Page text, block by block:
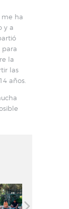
me ha
y a
para
la
las
años.